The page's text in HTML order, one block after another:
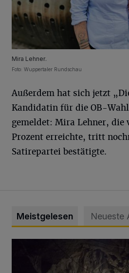
Mira Lehner.
Foto: Wuppertaler Rundschau
Außerdem hat sich jetzt
Kandidatin für die OB-
gemeldet: Mira Lehner, die
Prozent erreichte, tritt
Satirepartei bestätigte.
Meistgelesen Neueste